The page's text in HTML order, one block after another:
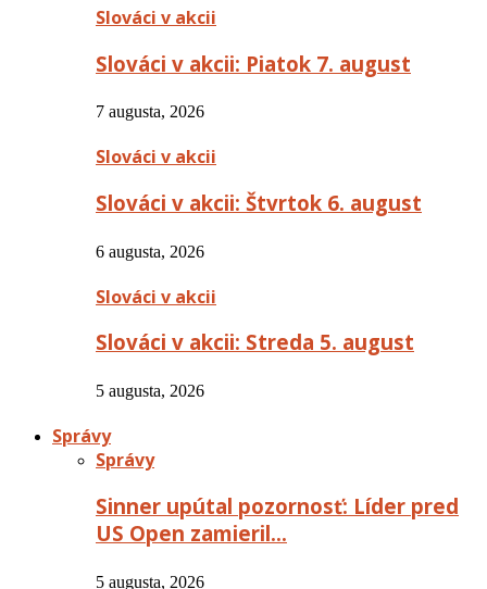
Slováci v akcii
Slováci v akcii: Piatok 7. august
7 augusta, 2026
Slováci v akcii
Slováci v akcii: Štvrtok 6. august
6 augusta, 2026
Slováci v akcii
Slováci v akcii: Streda 5. august
5 augusta, 2026
Správy
Správy
Sinner upútal pozornosť: Líder pred
US Open zamieril…
5 augusta, 2026